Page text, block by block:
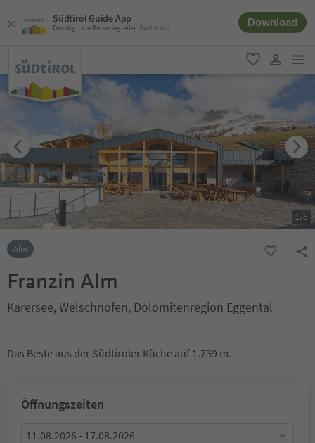
Südtirol Guide App
Der digitale Reisebegleiter Südtirols Download
favorit
user link
1/8
Alm
Franzin Alm
Karersee, Welschnofen, Dolomitenregion Eggental
Das Beste aus der Südtiroler Küche auf 1.739 m.
Öffnungszeiten
11.08.2026 - 17.08.2026